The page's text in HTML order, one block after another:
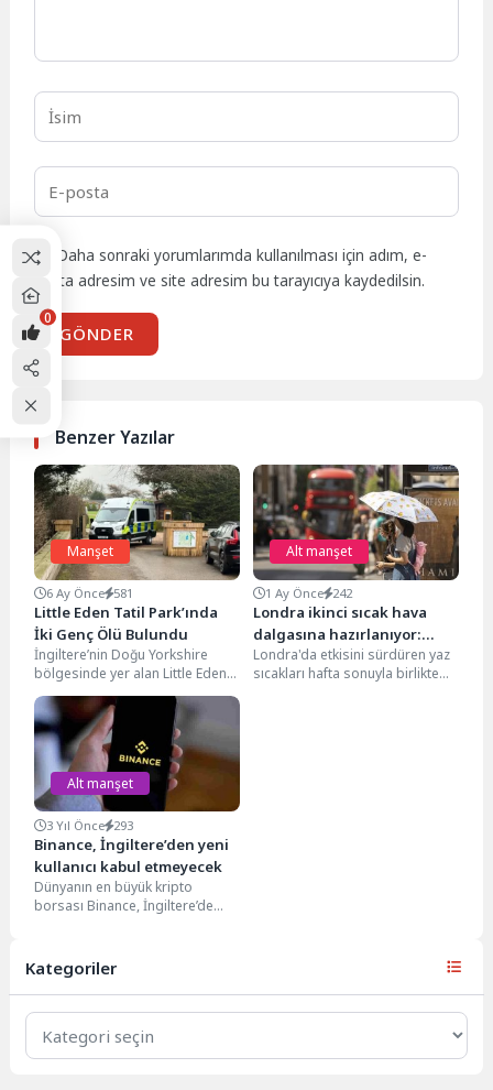
Daha sonraki yorumlarımda kullanılması için adım, e-
posta adresim ve site adresim bu tarayıcıya kaydedilsin.
GÖNDER
Benzer Yazılar
Manşet
6 Ay Önce 581
Little Eden Tatil Park’ında
İki Genç Ölü Bulundu
İngiltere’nin Doğu Yorkshire
bölgesinde yer alan Little Eden
Tatil Parkı’nda 15 yaşındaki bir
kız ile...
Alt manşet
1 Ay Önce 242
Londra ikinci sıcak hava
dalgasına hazırlanıyor:
Hafta sonu 29 dereceyi
görecek
Londra'da etkisini sürdüren yaz
sıcakları hafta sonuyla birlikte
Alt manşet
3 Yıl Önce 293
Binance, İngiltere’den yeni
kullanıcı kabul etmeyecek
Dünyanın en büyük kripto
borsası Binance, İngiltere’de
kullanıcı...
Kategoriler
Kategoriler
0